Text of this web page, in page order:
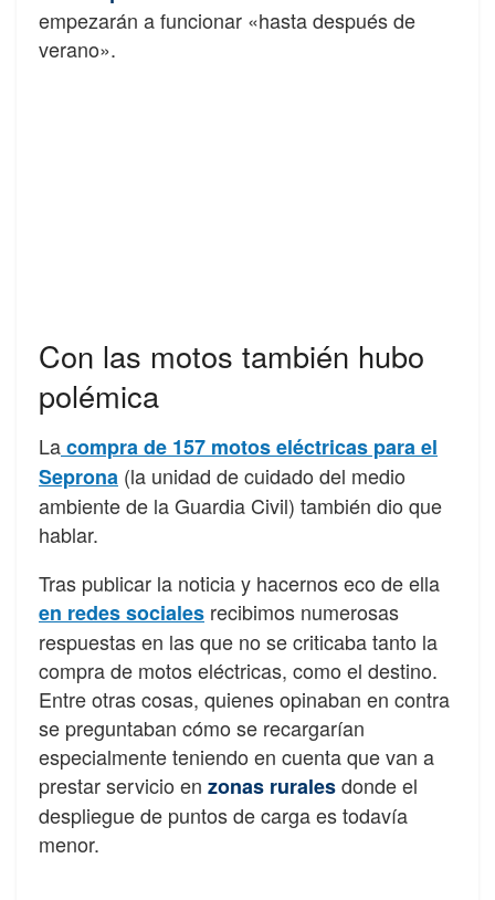
empezarán a funcionar «hasta después de
verano».
Con las motos también hubo
polémica
Lacompra de 157 motos eléctricas para el
Seprona (la unidad de cuidado del medio
ambiente de la Guardia Civil) también dio que
hablar.
Tras publicar la noticia y hacernos eco de ella
en redes sociales recibimos numerosas
respuestas en las que no se criticaba tanto la
compra de motos eléctricas, como el destino.
Entre otras cosas, quienes opinaban en contra
se preguntaban cómo se recargarían
especialmente teniendo en cuenta que van a
prestar servicio en zonas ruralesdonde el
despliegue de puntos de carga es todavía
menor.